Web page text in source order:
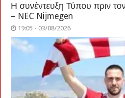
Η συνέντευξη Τύπου πριν
– NEC Nijmegen
19:05 - 03/08/2026